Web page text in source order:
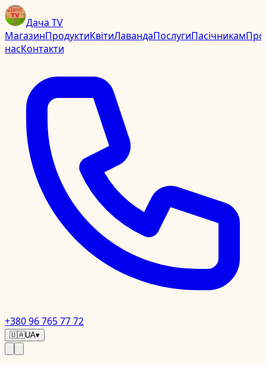
Дача TV
МагазинПродуктиКвітиЛавандаПослугиПасічникамПро
насКонтакти
+380 96 765 77 72
🇺🇦UA▾